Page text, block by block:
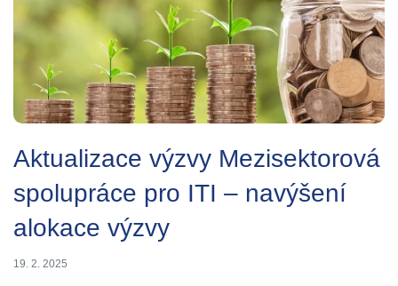
Aktualizace výzvy Mezisektorová
spolupráce pro ITI – navýšení
alokace výzvy
19. 2. 2025